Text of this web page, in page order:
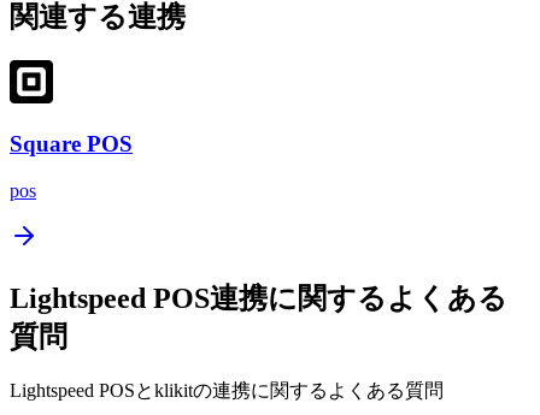
関連する連携
Square POS
pos
Lightspeed POS連携に関するよくある
質問
Lightspeed POSとklikitの連携に関するよくある質問